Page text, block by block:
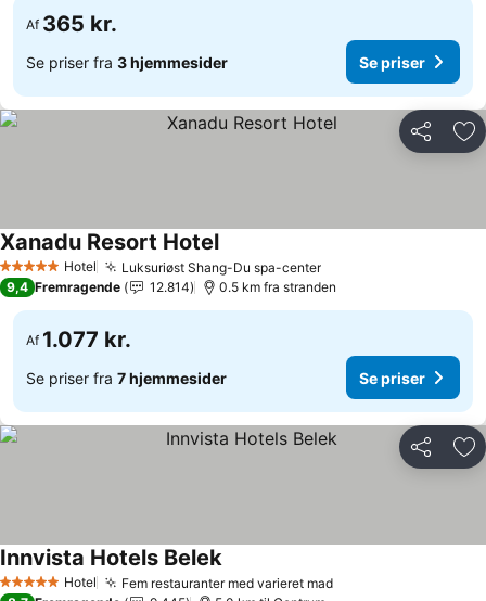
Af 365 kr.
Se priser fra 3 hjemmesider Se priser
Del
5 Stjerner Hotel Luksuriøst Shang-Du spa-center
Xanadu Resort Hotel
9,4 Fremragende 12.814 0.5 km fra stranden
Af 1.077 kr.
Se priser fra 7 hjemmesider Se priser
Del
5 Stjerner Hotel Fem restauranter med varieret mad
Innvista Hotels Belek